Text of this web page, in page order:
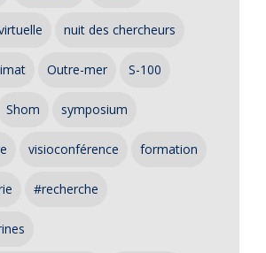
nuit des chercheurs
Outre-mer S-100
Shom symposium
visioconférence formation
#recherche